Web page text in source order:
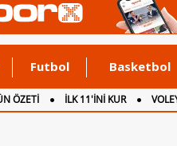
Futbol Basketbol
ÖZETİ İLK 11'İNİ KUR
ANLATIM
İNGİLTERE